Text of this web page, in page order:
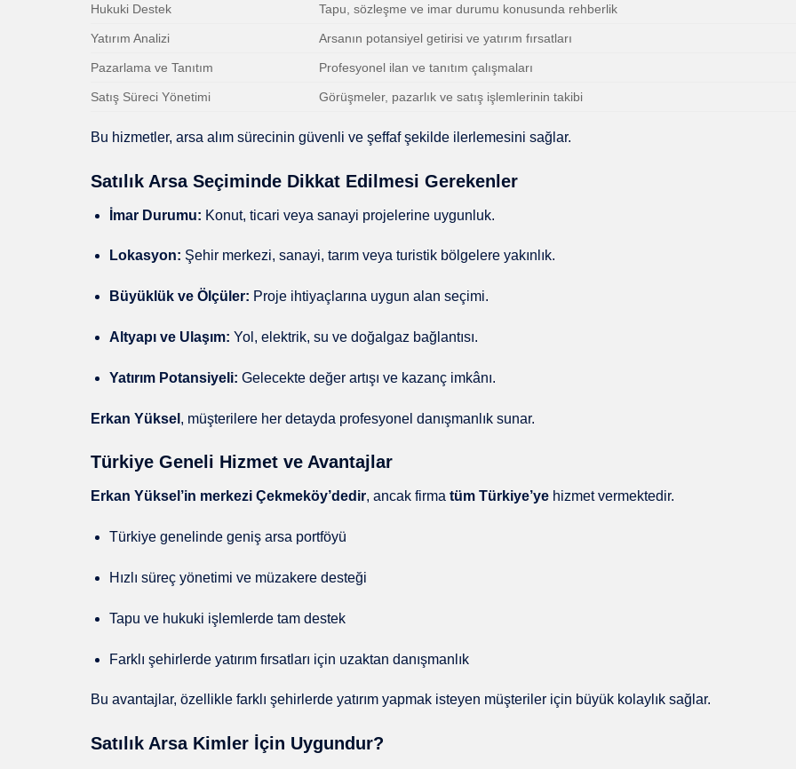
Hukuki Destek Tapu, sözleşme ve imar durumu konusunda rehberlik
Yatırım Analizi Arsanın potansiyel getirisi ve yatırım fırsatları
Pazarlama ve Tanıtım Profesyonel ilan ve tanıtım çalışmaları
Satış Süreci Yönetimi Görüşmeler, pazarlık ve satış işlemlerinin takibi
Bu hizmetler, arsa alım sürecinin güvenli ve şeffaf şekilde ilerlemesini sağlar.
Satılık Arsa Seçiminde Dikkat Edilmesi Gerekenler
İmar Durumu: Konut, ticari veya sanayi projelerine uygunluk.
Lokasyon: Şehir merkezi, sanayi, tarım veya turistik bölgelere yakınlık.
Büyüklük ve Ölçüler: Proje ihtiyaçlarına uygun alan seçimi.
Altyapı ve Ulaşım: Yol, elektrik, su ve doğalgaz bağlantısı.
Yatırım Potansiyeli: Gelecekte değer artışı ve kazanç imkânı.
Erkan Yüksel , müşterilere her detayda profesyonel danışmanlık sunar.
Türkiye Geneli Hizmet ve Avantajlar
Erkan Yüksel’in merkezi Çekmeköy’dedir, ancak firma tüm Türkiye’ye hizmet vermektedir.
Türkiye genelinde geniş arsa portföyü
Hızlı süreç yönetimi ve müzakere desteği
Tapu ve hukuki işlemlerde tam destek
Farklı şehirlerde yatırım fırsatları için uzaktan danışmanlık
Bu avantajlar, özellikle farklı şehirlerde yatırım yapmak isteyen müşteriler için büyük kolaylık sağlar.
Satılık Arsa Kimler İçin Uygundur?